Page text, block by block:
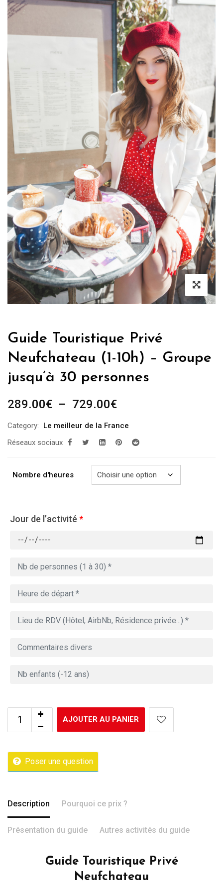
Guide Touristique Privé
Neufchateau (1-10h) – Groupe
jusqu’à 30 personnes
289.00€ – 729.00€Plage
prix :
289.00€
729.00€
Category:
Le meilleur de la France
Réseaux sociaux
Nombre d'heures
Jour de l’activité *
AJOUTER AU PANIER
Poser une question
Description Pourquoi ce prix ?
Présentation du guide Autres activités du guide
Guide Touristique Privé
Neufchateau